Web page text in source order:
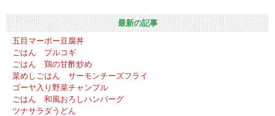
最新の記事
五目マーボー豆腐丼
ごはん プルコギ
ごはん 鶏の甘酢炒め
菜めしごはん サーモンチーズフライ
ゴーヤ入り野菜チャンプル
ごはん 和風おろしハンバーグ
ツナサラダうどん